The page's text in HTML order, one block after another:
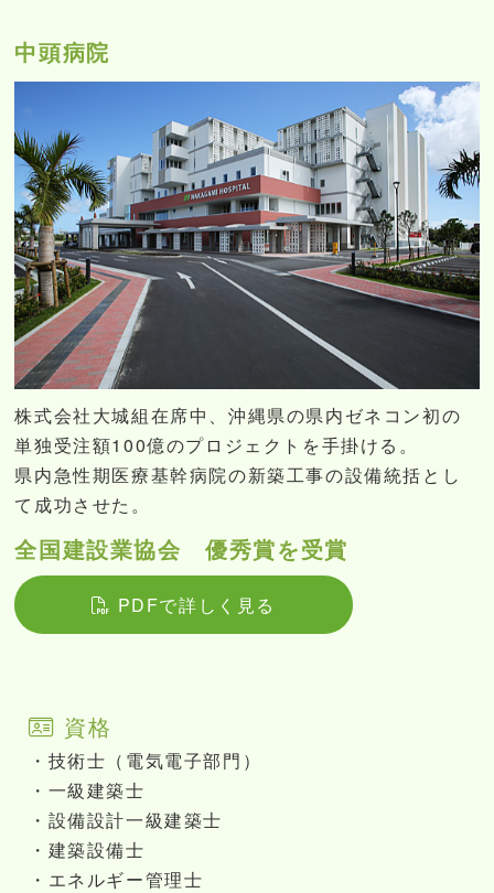
中頭病院
株式会社大城組在席中、沖縄県の県内ゼネコン初の
単独受注額100億のプロジェクトを手掛ける。
県内急性期医療基幹病院の新築工事の設備統括とし
て成功させた。
全国建設業協会 優秀賞を受賞
PDFで詳しく見る
資格
・技術士（電気電子部門）
・一級建築士
・設備設計一級建築士
・建築設備士
・エネルギー管理士